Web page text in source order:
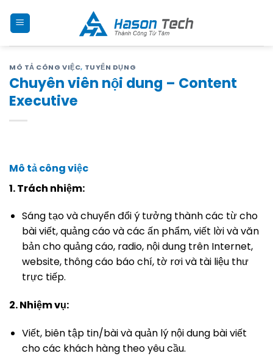
content
MÔ TẢ CÔNG VIỆC, TUYỂN DỤNG
Chuyên viên nội dung – Content
Executive
Mô tả công việc
1. Trách nhiệm:
Sáng tạo và chuyển đổi ý tưởng thành các từ cho
bài viết, quảng cáo và các ấn phẩm, viết lời và văn
bản cho quảng cáo, radio, nội dung trên Internet,
website, thông cáo báo chí, tờ rơi và tài liệu thư
trực tiếp.
2. Nhiệm vụ:
Viết, biên tập tin/bài và quản lý nội dung bài viết
cho các khách hàng theo yêu cầu.